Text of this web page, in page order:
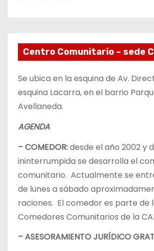
Centro Comunitario – sede
Se ubica en la esquina de Av.
esquina Lacarra, en el barrio
Avellaneda.
AGENDA
– COMEDOR:desde el año 2002 y
ininterrumpida se desarrolla el
comunitario. Actualmente se
de lunes a sábado
raciones. El comedor es parte de
Comedores Comunitarios de la
– ASESORAMIENTO JURÍDICO